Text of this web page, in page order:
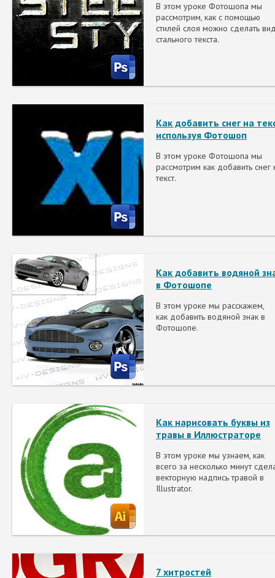
В этом уроке Фотошопа мы
рассмотрим, как с помощью
стилей слоя можно сделать
стального текста.
Как добавить снег на
используя Фотошоп
В этом уроке Фотошопа мы
рассмотрим как добавить снег
текст.
Как добавить водяной
в Фотошопе
В этом уроке мы расскажем,
как добавить водяной знак в
Фотошопе.
Как нарисовать буквы из
травы в Иллюстраторе
В этом уроке мы узнаем, как
всего за несколько минут
векторную надпись травой в
Illustrator.
7 хитростей